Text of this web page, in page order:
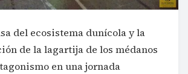
del ecosistema dunícola y la
de la lagartija de los médanos
en una jornada